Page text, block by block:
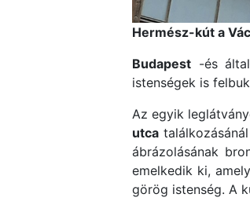
Hermész-kút a
Budapest -és
istenségek is
Az egyik
utca
ábrázolásának
emelkedik ki,
görög istenség. A